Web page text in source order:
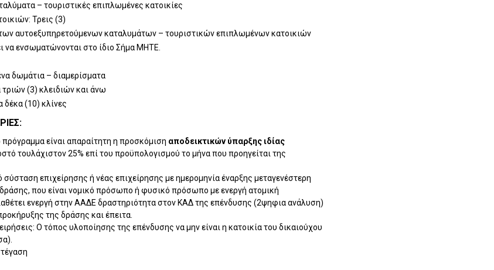
– τουριστικές επιπλωμένες κατοικίες
Τρεις (3)
αυτοεξυπηρετούμενων καταλυμάτων – τουριστικών επιπλωμένων κατοικιών
ενσωματώνονται στο ίδιο Σήμα MHTE.
δωμάτια – διαμερίσματα
(3) κλειδιών και άνω
δέκα (10) κλίνες
πρόγραμμα είναι απαραίτητη η προσκόμιση αποδεικτικών ύπαρξης ιδίας
τουλάχιστον 25% επί του προϋπολογισμού το μήνα που προηγείται της
επιχείρησης ή νέας επιχείρησης με ημερομηνία έναρξης μεταγενέστερη
που είναι νομικό πρόσωπο ή φυσικό πρόσωπο με ενεργή ατομική
ενεργή στην ΑΑΔΕ δραστηριότητα στον ΚΑΔ της επένδυσης (2ψηφια ανάλυση)
της δράσης και έπειτα.
Ο τόπος υλοποίησης της επένδυσης να μην είναι η κατοικία του δικαιούχου